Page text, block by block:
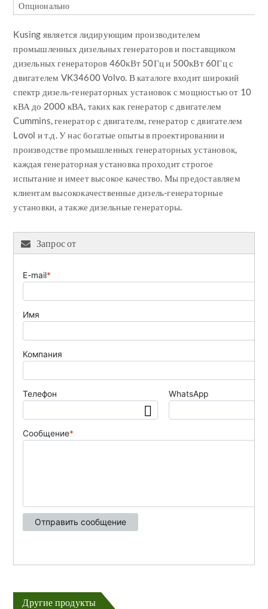
Опционально
Kusing является лидирующим производителем
промышленных дизельных генераторов и поставщиком
дизельных генераторов 460кВт 50Гц и 500кВт 60Гц с
двигателем VK34600 Volvo. В каталоге входит широкий
спектр дизель-генераторных установок с мощностью от 10
кВА до 2000 кВА, таких как генератор с двигателем
Cummins, генератор с двигателм, генератор с двигателем
Lovol и т.д. У нас богатые опыты в проектировании и
производстве промышленных генераторных установок,
каждая генераторная установка проходит строгое
испытание и имеет высокое качество. Мы предоставляем
клиентам высококачественные дизель-генераторные
установки, а также дизельные генераторы.
Запрос от
Другие продукты